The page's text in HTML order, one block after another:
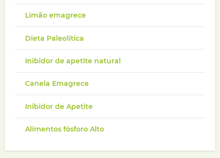
Limão emagrece
Dieta Paleolítica
Inibidor de apetite natural
Canela Emagrece
Inibidor de Apetite
Alimentos fósforo Alto